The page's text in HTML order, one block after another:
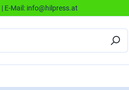
| E-Mail: info@hilpress.at